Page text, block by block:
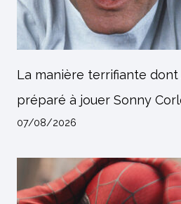
La manière terrifiante dont
préparé à jouer Sonny
07/08/2026